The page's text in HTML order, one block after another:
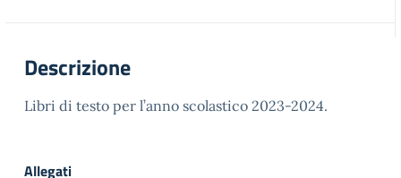
Descrizione
Libri di testo per l’anno scolastico 2023-2024.
Allegati